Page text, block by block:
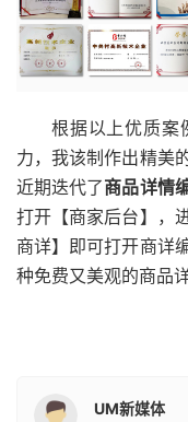
根据以上优质案
力，我该制作出精美
近期迭代了商品详情
打开【商家后台】，
商详】即可打开商详
种免费又美观的商品
UM新媒体